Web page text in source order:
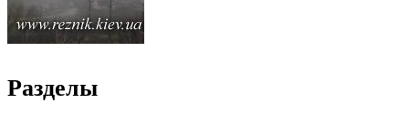
Разделы